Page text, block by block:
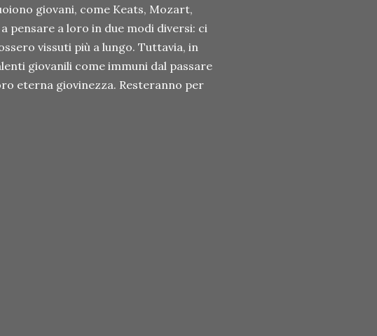
giovani, come Keats, Mozart,
pensare a loro in due modi diversi: ci
vissuti più a lungo. Tuttavia, in
giovanili come immuni dal passare
eterna giovinezza. Resteranno per